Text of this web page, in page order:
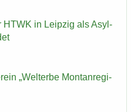
HTWK in Leip­zig als Asyl-​
„Welt­erbe Mon­tan­re­gi­